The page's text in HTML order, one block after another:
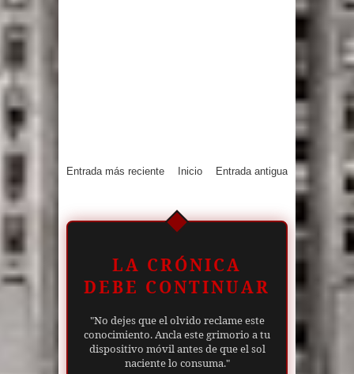
Entrada más reciente Entrada antigua
Inicio
LA CRÓNICA
DEBE CONTINUAR
"No dejes que el olvido reclame este
conocimiento. Ancla este grimorio a tu
dispositivo móvil antes de que el sol
naciente lo consuma."